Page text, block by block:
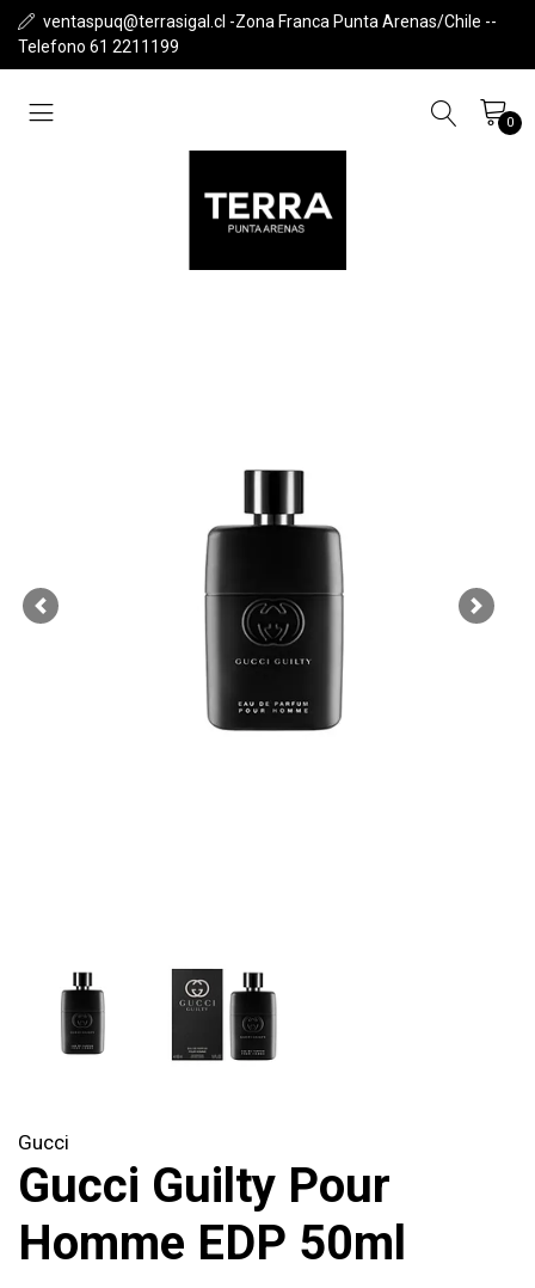
ventaspuq@terrasigal.cl -Zona Franca Punta Arenas/Chile --
Telefono 61 2211199
0
Previous Next
Gucci
Gucci Guilty Pour
Homme EDP 50ml